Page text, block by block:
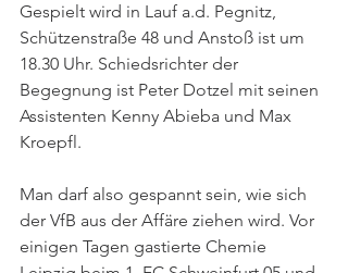
Gespielt wird in Lauf a.d. Pegnitz,
Schützenstraße 48 und Anstoß ist um
18.30 Uhr. Schiedsrichter der
Begegnung ist Peter Dotzel mit seinen
Assistenten Kenny Abieba und Max
Kroepfl.
Man darf also gespannt sein, wie sich
der VfB aus der Affäre ziehen wird. Vor
einigen Tagen gastierte Chemie